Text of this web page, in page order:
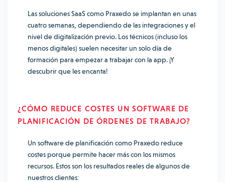
Las soluciones SaaS como Praxedo se implantan en unas
cuatro semanas, dependiendo de las integraciones y el
nivel de digitalización previo. Los técnicos (incluso los
menos digitales) suelen necesitar un solo día de
formación para empezar a trabajar con la app. ¡Y
descubrir que les encanta!
¿CÓMO REDUCE COSTES UN SOFTWARE DE
PLANIFICACIÓN DE ÓRDENES DE TRABAJO?
Un software de planificación como Praxedo reduce
costes porque permite hacer más con los mismos
recursos. Estos son los resultados reales de algunos de
nuestros clientes: